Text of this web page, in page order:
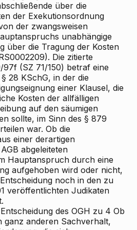
über die
der Exekutionsordnung
der zwangsweisen
unabhängige
über die Tragung der Kosten
Die zitierte
97f (SZ 71/150) betraf eine
28 KSchG, in der die
einer Klausel, die
Kosten der allfälligen
auf den säumigen
sollte, im Sinn des § 879
war. Ob die
einer derartigen
abgeleiteten
Hauptanspruch durch eine
aufgehoben wird oder nicht,
noch in den zu
veröffentlichten Judikaten
des OGH zu 4 Ob
ganz anderen Sachverhalt,